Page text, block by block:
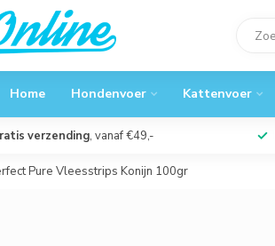
Home Hondenvoer Kattenvoer
verzending, vanaf €49,-
Pure Vleesstrips Konijn 100gr